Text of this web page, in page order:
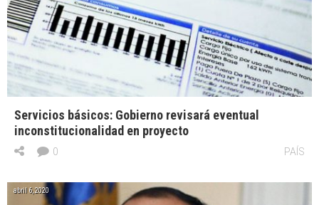
Servicios básicos: Gobierno revisará eventual
inconstitucionalidad en proyecto
PAÍS
0
abril 6, 2020